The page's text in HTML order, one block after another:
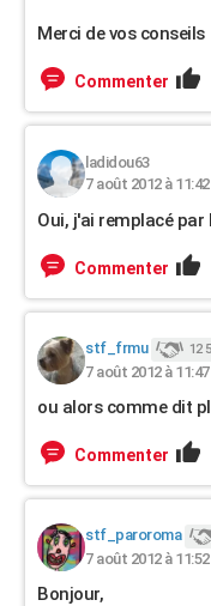
Merci de vos conseils
Commenter
ladidou63
7 août 2012 à 11:42
Oui, j'ai remplacé
Commenter
stf_frmu 12
7 août 2012 à 11:47
ou alors comme dit
Commenter
stf_paroroma
7 août 2012 à 11:52
Bonjour,